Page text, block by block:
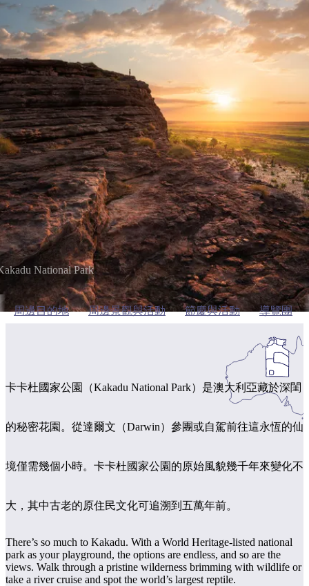
主
目
錄
必
訪
景
點
最
受
歡
迎
目
的
地
內
陸
和
戶
按
區
索
爾斯
泉
魯
魯
國
公
園
菲
國
家
園
塔
卡
國
家
維
群
島
東
地
馬
蘭
卡
溫
泉
池
尼
特
米
家
公
園
卡
魯
卡
魯
/
大
理
石
保
護
區
馬
古
克
瀑
布
茨
奧
里
查
麥
克
唐
納
國
家
公
園
必
玩
活
動
體
驗
旅
客
類
型
推
薦
榜
體攻
略
慶
活
動
外
探
險
和
生
動
物
歷
史
與
釣
魚游
露
和
豪
華
野
營
自
駕
遊
劃
的
旅
行
規
劃
和
預
訂
實
用
資
訊
劃
具
住覽
團
交
工
具
搜
尋:
卡卡杜國家公園
National Park
周邊目的地 周邊景觀與活動 節慶與活動 導覽團
卡卡杜國家公園（Kakadu National Park）是澳大利亞藏於深閨
的秘密花園。從達爾文（Darwin）參團或自駕前往這永恆的仙
境僅需幾個小時。卡卡杜國家公園的原始風貌幾千年來變化不
大，其中古老的原住民文化可追溯到五萬年前。
There’s so much to Kakadu. With a World Heritage-listed national
park as your playground, the options are endless, and so are the
views. Walk through a pristine wilderness brimming with wildlife or
take a river cruise and spot the world’s largest reptile.